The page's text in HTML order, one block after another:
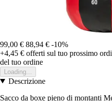
99,00 € 88,94 € -10%
+4,45 € offerti sul tuo prossimo
del tuo ordine
Loading...
Descrizione
Sacco da boxe pieno di montanti